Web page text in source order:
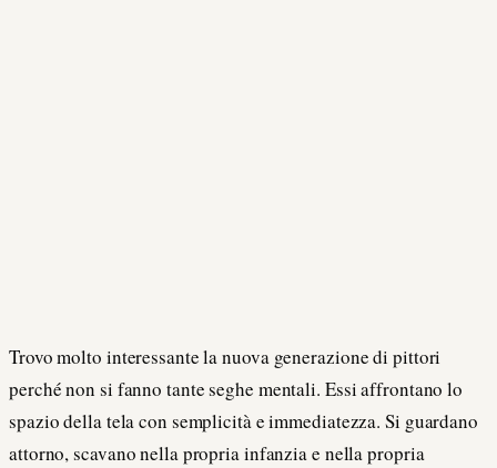
Trovo molto interessante la nuova generazione di pittori
perché non si fanno tante seghe mentali. Essi affrontano lo
spazio della tela con semplicità e immediatezza. Si guardano
attorno, scavano nella propria infanzia e nella propria